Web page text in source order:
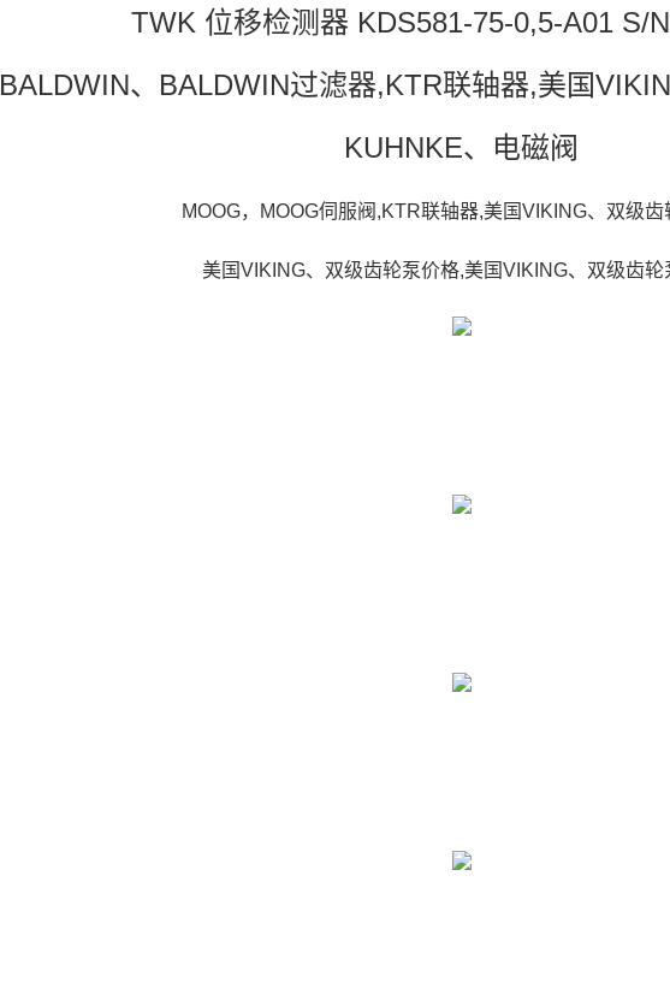
TWK 位移检测器 KDS581-75-0,5-A01 S/
BALDWIN、BALDWIN过滤器,KTR联轴器,美国
KUHNKE、电磁阀
MOOG，MOOG伺服阀,KTR联轴器,美国VIKING、双级齿
美国VIKING、双级齿轮泵价格,美国VIKING、双级齿轮